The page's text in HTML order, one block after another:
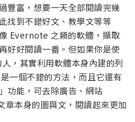
豐富，想要一天全部閱讀完幾
找到不錯好文、教學文等等
Evernote 之類的軟體，擷取
好好閱讀一番。但如果你是使
，其實利用軟體本身內建的列
一個不錯的方法，而且它還有
功能，可去除廣告、網站
章本身的圖與文，閱讀起來更加